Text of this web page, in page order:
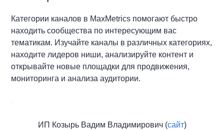
Категории каналов в MaxMetrics помогают быстро
находить сообщества по интересующим вас
тематикам. Изучайте каналы в различных категориях,
находите лидеров ниши, анализируйте контент и
открывайте новые площадки для продвижения,
мониторинга и анализа аудитории.
ИП Козырь Вадим Владимирович (сайт)